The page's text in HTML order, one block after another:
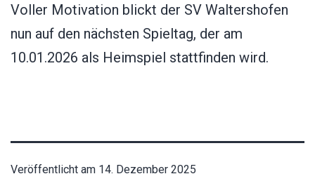
Voller Motivation blickt der SV Waltershofen
nun auf den nächsten Spieltag, der am
10.01.2026 als Heimspiel stattfinden wird.
Veröffentlicht am 14. Dezember 2025